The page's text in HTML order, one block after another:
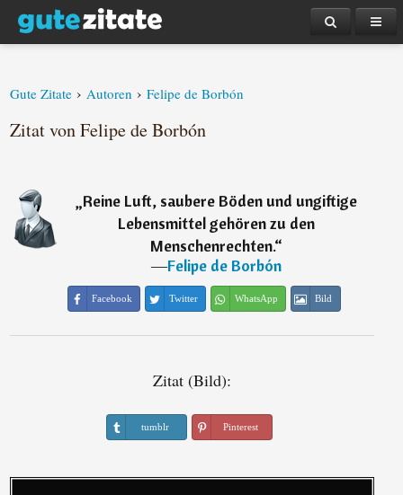
Gute Zitate › Autoren › Felipe de Borbón
Zitat von Felipe de Borbón
„Reine Luft, saubere Böden und ungiftige
Lebensmittel gehören zu den
Menschenrechten.“
―Felipe de Borbón
Facebook Twitter WhatsApp Bild
Zitat (Bild):
tumblr Pinterest